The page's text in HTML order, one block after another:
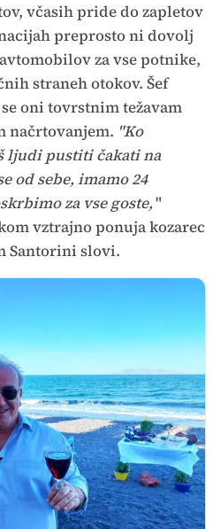
včasih pride do zapletov
preprosto ni dovolj
za vse potnike,
straneh otokov. Šef
oni tovrstnim težavam
načrtovanjem. "Ko
ljudi pustiti čakati na
od sebe, imamo 24
za vse goste,"
vztrajno ponuja kozarec
Santorini slovi.